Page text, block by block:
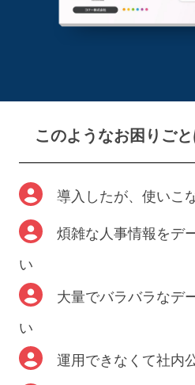
このようなお困りご
導入したが、使いこ
煩雑な人事情報をデ
い
大量でバラバラなデ
い
運用できなくて社内